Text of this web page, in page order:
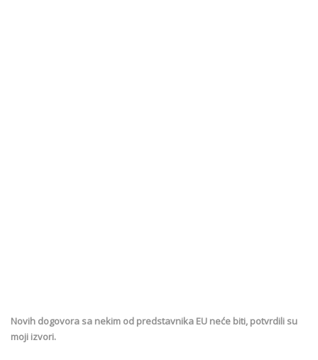
Novih dogovora sa nekim od predstavnika EU neće biti, potvrdili su
moji izvori.